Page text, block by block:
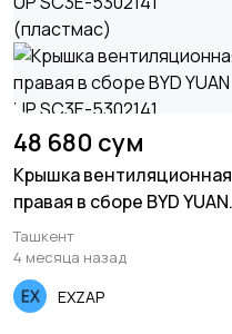
48 680 сум
Крышка вентиляционная
правая в сборе BYD YUAN
UP SC3E-5302141
(пластмас)
Ташкент
4 месяца назад
EXZAP